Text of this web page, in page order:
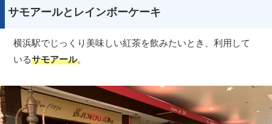
サモアールとレインボーケーキ
横浜駅でじっくり美味しい紅茶を飲みたいとき、利用して
いるサモアール。